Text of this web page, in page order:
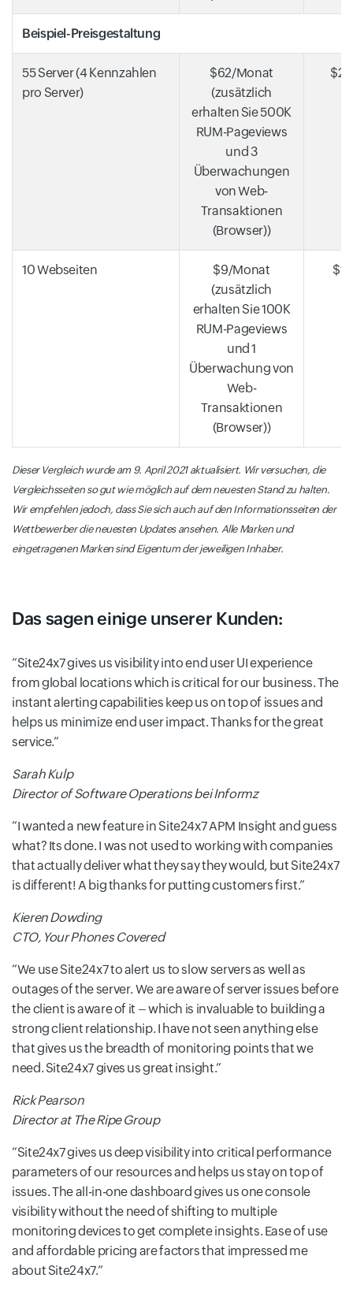
Beispiel-Preisgestaltung
55 Server (4 Kennzahlen
pro Server)
$62/Monat
(zusätzlich
erhalten Sie 500K
RUM-Pageviews
und 3
Überwachungen
von Web-
Transaktionen
(Browser))
10 Webseiten
$9/Monat
(zusätzlich
erhalten Sie 100K
RUM-Pageviews
und 1
Überwachung von
Web-
Transaktionen
(Browser))
Dieser Vergleich wurde am 9. April 2021 aktualisiert. Wir versuchen, die
Vergleichsseiten so gut wie möglich auf dem neuesten Stand zu halten.
Wir empfehlen jedoch, dass Sie sich auch auf den Informationsseiten der
Wettbewerber die neuesten Updates ansehen. Alle Marken und
eingetragenen Marken sind Eigentum der jeweiligen Inhaber.
Das sagen einige unserer Kunden:
Site24x7 gives us visibility into end user UI experience
from global locations which is critical for our business. The
instant alerting capabilities keep us on top of issues and
helps us minimize end user impact. Thanks for the great
service.
Sarah Kulp
Director of Software Operations bei Informz
I wanted a new feature in Site24x7 APM Insight and guess
what? Its done. I was not used to working with companies
that actually deliver what they say they would, but Site24x7
is different! A big thanks for putting customers first.
Kieren Dowding
CTO, Your Phones Covered
We use Site24x7 to alert us to slow servers as well as
outages of the server. We are aware of server issues before
the client is aware of it – which is invaluable to building a
strong client relationship. I have not seen anything else
that gives us the breadth of monitoring points that we
need. Site24x7 gives us great insight.
Rick Pearson
Director at The Ripe Group
Site24x7 gives us deep visibility into critical performance
parameters of our resources and helps us stay on top of
issues. The all-in-one dashboard gives us one console
visibility without the need of shifting to multiple
monitoring devices to get complete insights. Ease of use
and affordable pricing are factors that impressed me
about Site24x7.